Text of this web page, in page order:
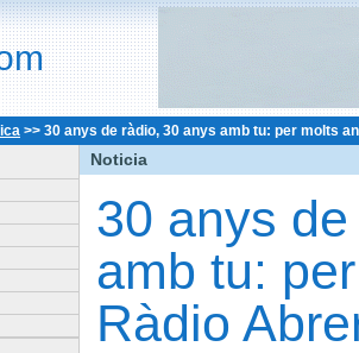
>> 30 anys de ràdio, 30 anys amb tu: per molts
Noticia
30 anys
amb tu:
Ràdio